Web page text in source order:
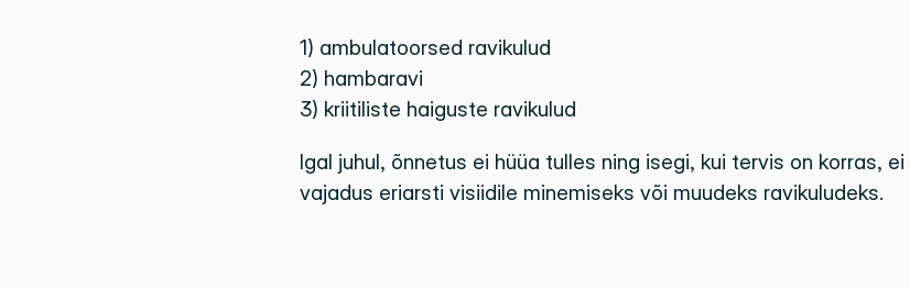
1) ambulatoorsed ravikulud
2) hambaravi
3) kriitiliste haiguste ravikulud
Igal juhul, õnnetus ei hüüa tulles ning isegi, kui tervis on korras,
vajadus eriarsti visiidile minemiseks või muudeks ravikuludeks.